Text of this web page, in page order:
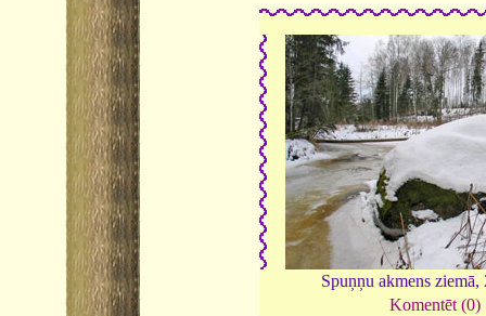
Spuņņu akmens ziemā,
Komentēt (0)